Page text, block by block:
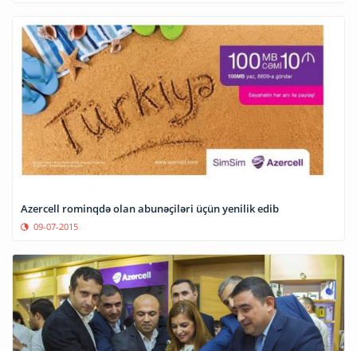
Azercell rominqdə olan abunəçiləri üçün yenilik edib
09-07-2015